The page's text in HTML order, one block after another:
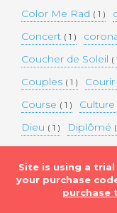
Color Me Rad ( 1 )
Concert ( 1 )
Coucher de Soleil (
Couples ( 1 ) Courir
Course ( 1 ) Culture
Dieu ( 1 ) Diplômé
Eaux bleues
Etats-unis ( 2 )
Expérimentation( 1
Site is using a
your purchase
purchase